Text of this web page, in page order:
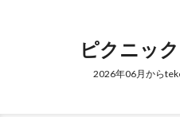
ピクニッ
2026年06月から